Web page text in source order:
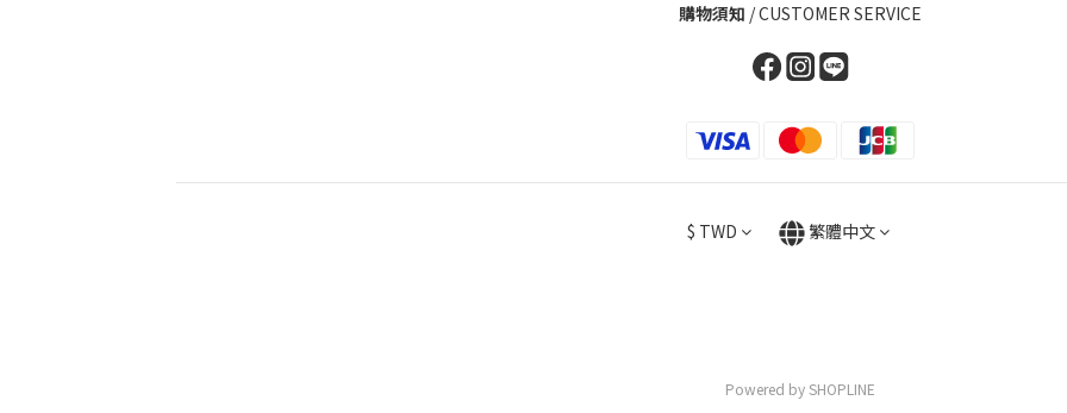
購物須知 /CUSTOMER SERVICE
$ TWD 繁體中文
Powered by SHOPLINE